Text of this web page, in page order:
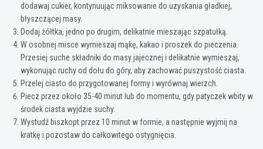
dodawaj cukier, kontynuując miksowanie do uzyskania gładkiej,
błyszczącej masy.
Dodaj żółtka, jedno po drugim, delikatnie mieszając szpatułką.
W osobnej misce wymieszaj mąkę, kakao i proszek do pieczenia.
Przesiej suche składniki do masy jajecznej i delikatnie wymieszaj,
wykonując ruchy od dołu do góry, aby zachować puszystość ciasta.
Przelej ciasto do przygotowanej formy i wyrównaj wierzch.
Piecz przez około 35-40 minut lub do momentu, gdy patyczek wbity w
środek ciasta wyjdzie suchy.
Wystudź biszkopt przez 10 minut w formie, a następnie wyjmij na
kratkę i pozostaw do całkowitego ostygnięcia.